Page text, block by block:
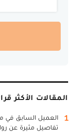
المقالات الأكثر
1
العميل السابق في
تفاصيل مثيرة عن